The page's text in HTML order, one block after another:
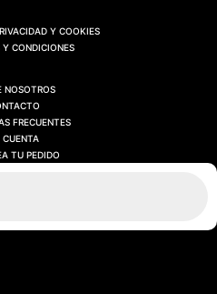
Y COOKIES
Y CONDICIONES
NOSOTROS
FRECUENTES
CUENTA
TU PEDIDO